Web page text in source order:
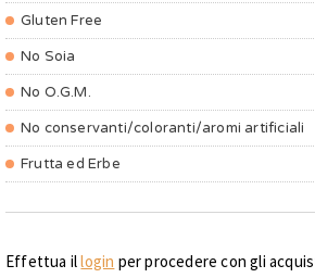
Gluten Free
No Soia
No O.G.M.
No conservanti/coloranti/aromi artificiali
Frutta ed Erbe
Effettua illogin per procedere con gli